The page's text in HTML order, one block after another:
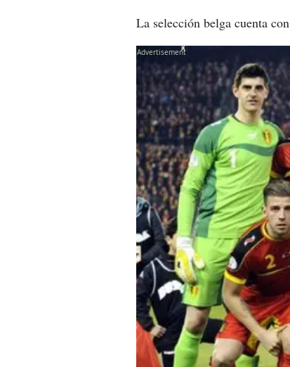
La selección belga cuenta
X